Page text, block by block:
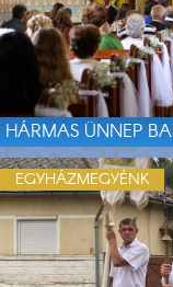
HÁRMAS ÜNNEP
EGYHÁZMEGYÉNK